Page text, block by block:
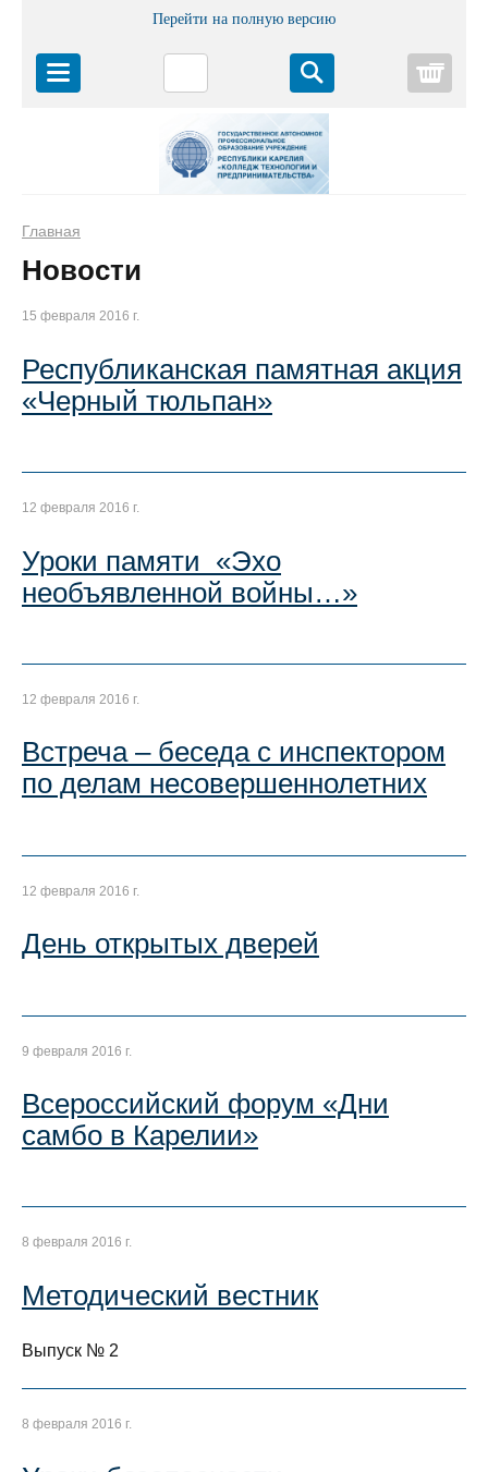
Перейти на полную версию
Главная
Новости
15 февраля 2016 г.
Республиканская памятная акция
«Черный тюльпан»
12 февраля 2016 г.
Уроки памяти «Эхо
необъявленной войны…»
12 февраля 2016 г.
Встреча – беседа с инспектором
по делам несовершеннолетних
12 февраля 2016 г.
День открытых дверей
9 февраля 2016 г.
Всероссийский форум «Дни
самбо в Карелии»
8 февраля 2016 г.
Методический вестник
Выпуск № 2
8 февраля 2016 г.